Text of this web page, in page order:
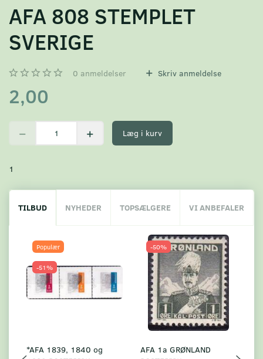
AFA 808 STEMPLET
SVERIGE
0 anmeldelser Skriv anmeldelse
2,00
Læg i kurv
1
TILBUD NYHEDER TOPSÆLGERE VI ANBEFALER
Populær
-51%
*AFA 1839, 1840 og
-50%
AFA 1a GRØNLAND